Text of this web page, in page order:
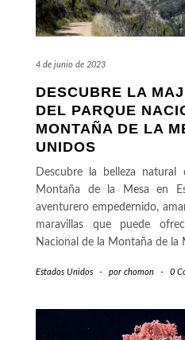
4 de junio de 2023
DESCUBRE LA
DEL PARQUE
MONTAÑA DE LA
UNIDOS
Descubre la belleza
Montaña de la Mesa en
aventurero empedernido,
maravillas que puede
Nacional de la Montaña de la
Estados Unidos - por chomon - 0